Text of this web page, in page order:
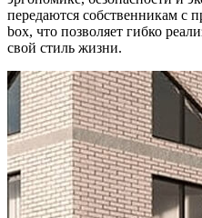
передаются собственникам с
box, что позволяет гибко
свой стиль жизни.